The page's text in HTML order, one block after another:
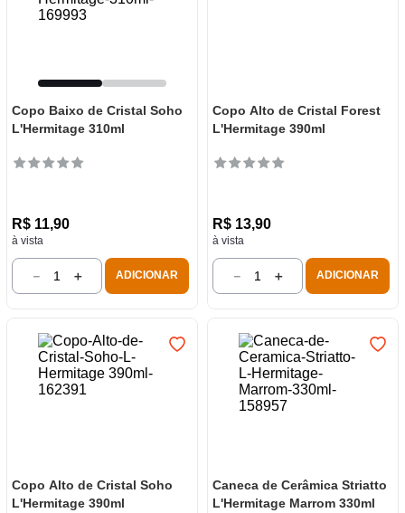
Copo Baixo de Cristal Soho
L'Hermitage 310ml
R$ 11,90
à vista
＋
－ ADICIONAR
Copo Alto de Cristal Forest
L'Hermitage 390ml
R$ 13,90
à vista
＋
－ ADICIONAR
Copo Alto de Cristal Soho
L'Hermitage 390ml
Caneca de Cerâmica Striatto
L'Hermitage Marrom 330ml